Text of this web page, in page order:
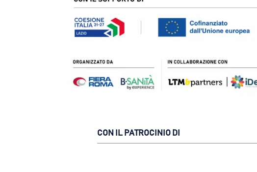
CON IL PATROCINIO DI